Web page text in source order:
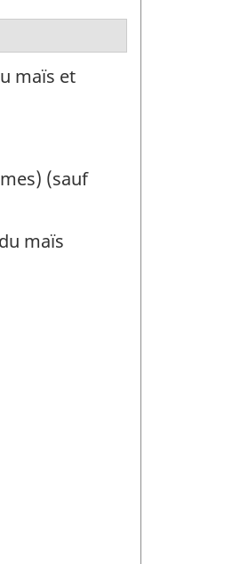
maïs et
(sauf
maïs